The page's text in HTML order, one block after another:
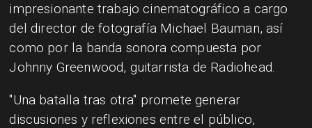
impresionante trabajo cinematográfico a cargo
del director de fotografía Michael Bauman, así
como por la banda sonora compuesta por
Johnny Greenwood, guitarrista de Radiohead.
"Una batalla tras otra" promete generar
discusiones y reflexiones entre el público,